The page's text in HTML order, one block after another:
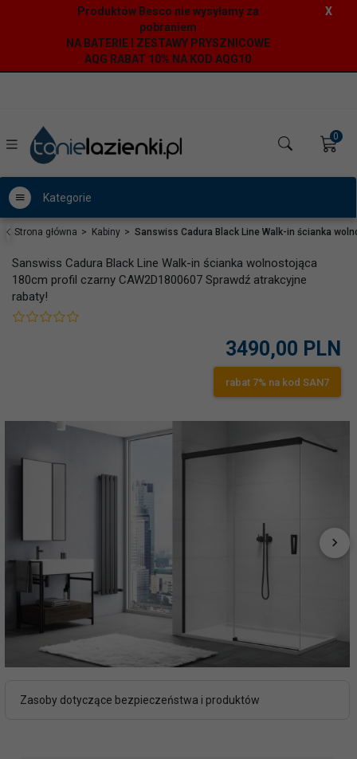
Produktów Besco nie wysyłamy za
pobraniem
NA BATERIE I ZESTAWY PRYSZNICOWE
AQG RABAT 10% NA KOD AQG10
X
0
Kategorie
Strona główna Kabiny Sanswiss Cadura Black Line Walk-in ścianka
Sanswiss Cadura Black Line Walk-in ścianka wolnostojąca
180cm profil czarny CAW2D1800607 Sprawdź atrakcyjne
rabaty!
3490,00 PLN
rabat 7% na kod SAN7
Zasoby dotyczące bezpieczeństwa i produktów